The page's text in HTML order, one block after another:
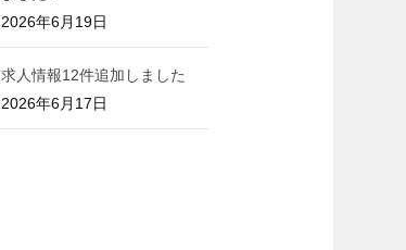
2026年6月19日
求人情報12件追加しました
2026年6月17日